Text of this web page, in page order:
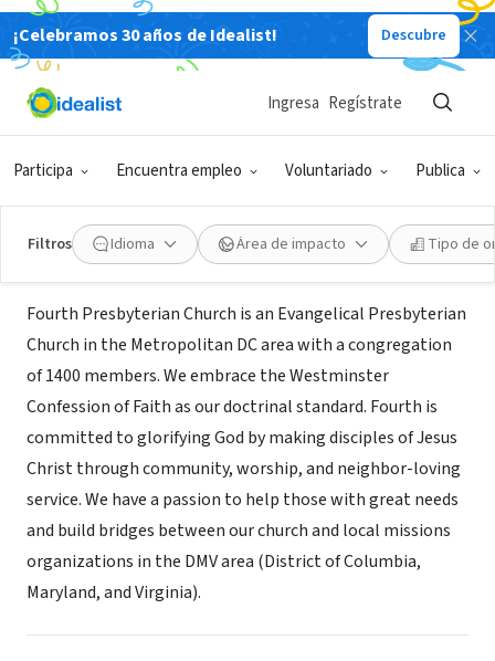
¡Celebramos 30 años de Idealist! Descubre
Participa Encuentra empleo Voluntariado Publica
Ingresa Regístrate
Filtros Idioma Área de impacto Tipo de
ORGANIZACIÓN SIN FIN DE LUCRO
Fourth Presbyterian Church
Bethesda Maryland
Bethesda, MD|4thpres.org/
Acerca de
Fourth Presbyterian Church is an Evangelical Presbyterian
Church in the Metropolitan DC area with a congregation
of 1400 members. We embrace the Westminster
Confession of Faith as our doctrinal standard. Fourth is
committed to glorifying God by making disciples of Jesus
Christ through community, worship, and neighbor-loving
service. We have a passion to help those with great needs
and build bridges between our church and local missions
organizations in the DMV area (District of Columbia,
Maryland, and Virginia).